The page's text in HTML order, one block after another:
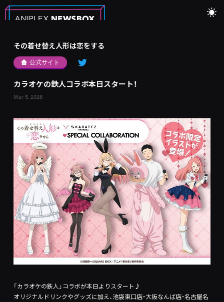
その着せ替え人形は恋をする
公式サイト
カラオケの鉄人コラボ本日スタート！
Mar 5, 2026
「カラオケの鉄人」コラボが本日よりスタート♪
オリジナルドリンクやグッズに加え、池袋東口店・大阪なんば店・名古屋名